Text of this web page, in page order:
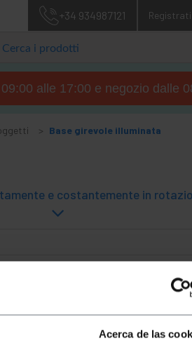
Acerca de las
+34 934987121 Registrati
alle 17:00 e negozio dalle
Base girevole illuminata